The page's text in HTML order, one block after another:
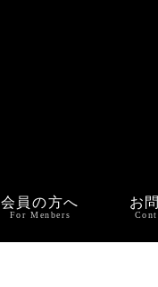
会員の方へ
For Menbers
お